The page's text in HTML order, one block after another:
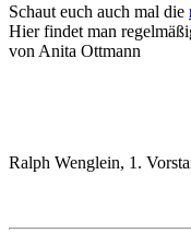
Schaut euch auch mal die
Hier findet man
von Anita Ottmann
Ralph Wenglein, 1.